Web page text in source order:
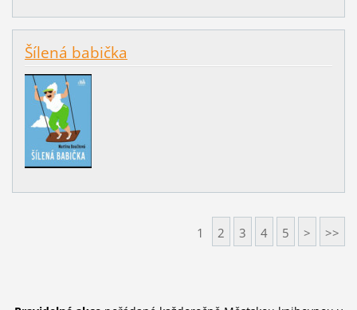
Šílená babička
1 2 3 4 5 > >>